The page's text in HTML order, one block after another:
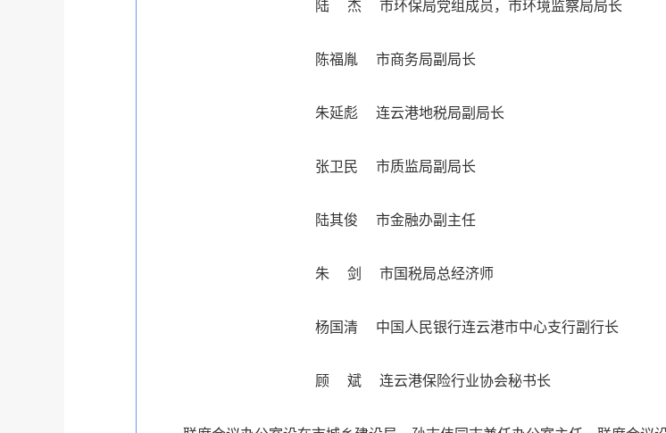
陆 杰 市环保局党组成员，市环境监察局局长
陈福胤 市商务局副局长
朱延彪 连云港地税局副局长
张卫民 市质监局副局长
陆其俊 市金融办副主任
朱 剑 市国税局总经济师
杨国清 中国人民银行连云港市中心支行副行长
顾 斌 连云港保险行业协会秘书长